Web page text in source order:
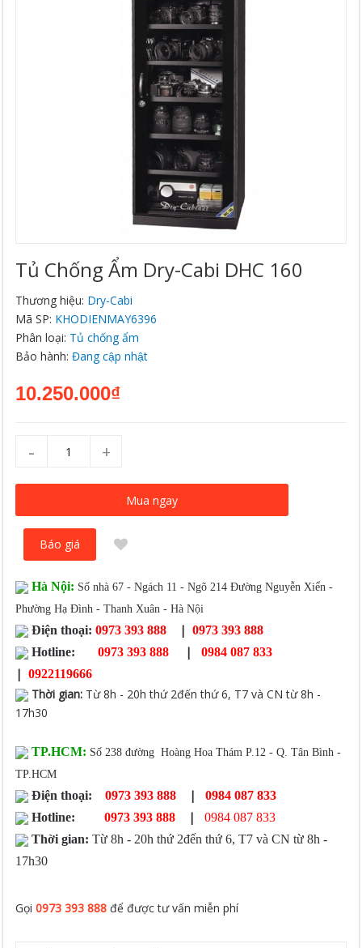
Tủ Chống Ẩm Dry-Cabi DHC 160
Thương hiệu: Dry-Cabi
Mã SP: KHODIENMAY6396
Phân loại: Tủ chống ẩm
Bảo hành:Đang cập nhật
10.250.000₫
- +
Mua ngay
Báo giá
Hà Nội: Số nhà 67 - Ngách 11 - Ngõ 214 Đường Nguyễn Xiển -
Phường Hạ Đình - Thanh Xuân - Hà Nội
Điện thoại: 0973 393 888 |
0973 393 888
Hotline:
0973 393 888 | 0984 087 833
| 0922119666
Thời gian: Từ 8h - 20h thứ 2đến thứ 6, T7 và CN từ 8h -
17h30
TP.HCM: Số 238 đường Hoàng Hoa Thám P.12 - Q. Tân Bình -
TP.HCM
Điện thoại: 0973 393 888 |
0984 087 833
Hotline:
0973 393 888 |
0984 087 833
Thời gian: Từ 8h - 20h thứ 2đến thứ 6, T7 và CN từ 8h -
17h30
Gọi0973 393 888 để được tư vấn miễn phí